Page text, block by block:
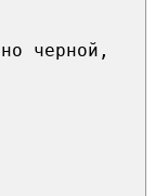
черной,